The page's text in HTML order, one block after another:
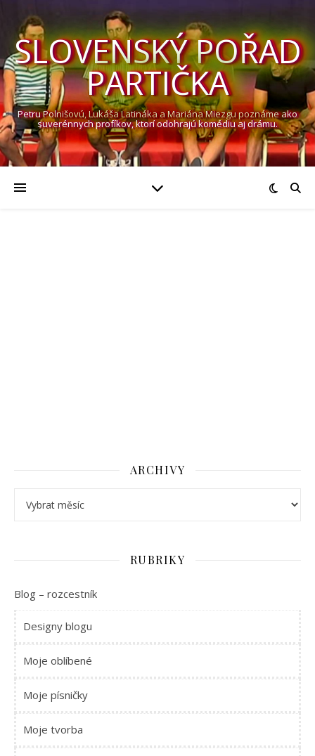
SLOVENSKÝ POŘAD
PARTIČKA
Petru Polnišovú, Lukáša Latináka a Mariána Miezgu poznáme ako
suverénnych profíkov, ktorí odohrajú komédiu aj drámu.
ARCHIVY
RUBRIKY
Blog – rozcestník
Designy blogu
Moje oblíbené
Moje písničky
Moje tvorba